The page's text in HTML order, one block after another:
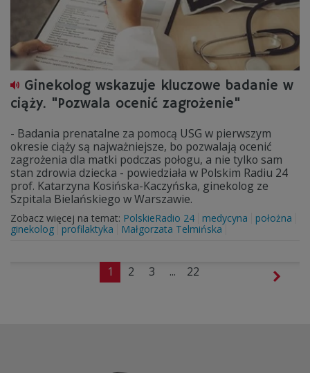
Ginekolog wskazuje kluczowe badanie w
ciąży. "Pozwala ocenić zagrożenie"
- Badania prenatalne za pomocą USG w pierwszym
okresie ciąży są najważniejsze, bo pozwalają ocenić
zagrożenia dla matki podczas połogu, a nie tylko sam
stan zdrowia dziecka - powiedziała w Polskim Radiu 24
prof. Katarzyna Kosińska-Kaczyńska, ginekolog ze
Szpitala Bielańskiego w Warszawie.
Zobacz więcej na temat: PolskieRadio 24 medycyna
położna
ginekolog
profilaktyka Małgorzata Telmińska
1 2 3 ... 22